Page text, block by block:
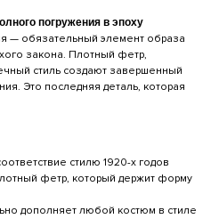
погружения в эпоху
— обязательный элемент образа
закона. Плотный фетр,
стиль создают завершенный
Это последняя деталь, которая
стилю 1920-х годов
фетр, который держит форму
дополняет любой костюм в стиле